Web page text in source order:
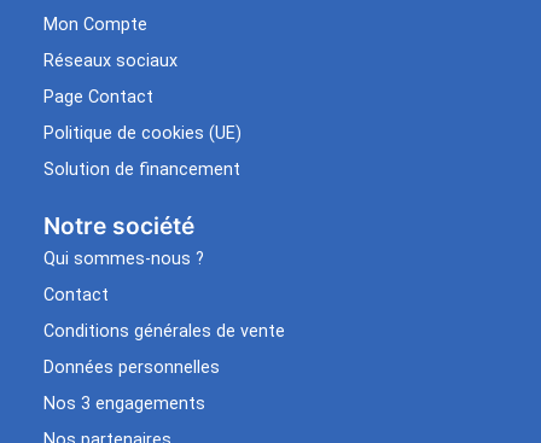
Mon Compte
Réseaux sociaux
Page Contact
Politique de cookies (UE)
Solution de financement
Notre société
Qui sommes-nous ?
Contact
Conditions générales de vente
Données personnelles
Nos 3 engagements